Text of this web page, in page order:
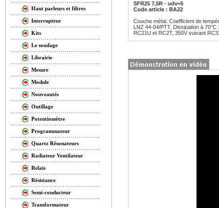
Haut parleurs et filtres
Interrupteur
Kits
Le soudage
Librairie
Mesure
Module
Nouveautés
Outillage
Potentiomètre
Programmateur
Quartz Résonateurs
Radiateur Ventilateur
Relais
Résistance
Semi-conducteur
Transformateur
SFR25 7,5R - udv=5
Code article : BA22
Couche métal. Coefficient de
LNZ 44-04/PTT. Dissipation à
RC21U et RC2T, 350V suivant